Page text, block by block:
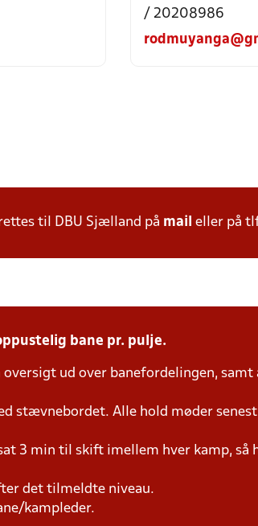
/ 20208986
til DBU Sjælland på mail eller på
bane pr. pulje.
oversigt ud over banefordelingen,
stævnebordet. Alle hold møder
3 min til skift imellem hver kamp, så
det tilmeldte niveau.
kampleder.